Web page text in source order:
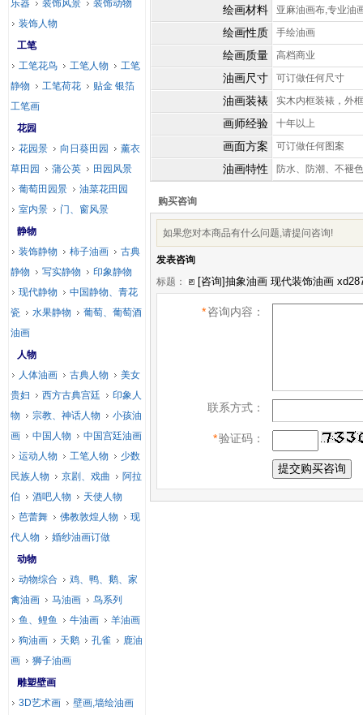
绘画材料 亚麻油画布,专业油
绘画性质 手绘油画
绘画质量 高档商业
油画尺寸 可订做任何尺寸
油画装裱 实木内框装裱，外
画师经验 十年以上
画面方案 可订做任何图案
油画特性 防水、防潮、不褪色
购买咨询
如果您对本商品有什么问题,请提问咨询!
发表咨询
标题：
*咨询内容：
联系方式：
*验证码：
乐器 装饰风景
装饰动物
装饰人物
工笔
工笔花鸟
工笔人物
工笔
静物
工笔荷花
贴金 银箔
工笔画
花园
花园景
向日葵田园
薰衣
草田园
蒲公英
田园风景
葡萄田园景
油菜花田园
室内景
门、窗风景
静物
装饰静物
柿子油画
古典
静物
写实静物
印象静物
现代静物
中国静物、青花
瓷
水果静物
葡萄、葡萄酒
油画
人物
人体油画
古典人物
美女
贵妇
西方古典宫廷
印象人
物
宗教、神话人物
小孩油
画
中国人物
中国宫廷油画
运动人物
工笔人物
少数
民族人物
京剧、戏曲
阿拉
伯
酒吧人物
天使人物
芭蕾舞
佛教敦煌人物
现
代人物
婚纱油画订做
动物
动物综合
鸡、鸭、鹅、家
禽油画
马油画
鸟系列
鱼、鲤鱼
牛油画
羊油画
狗油画
天鹅 孔雀
鹿油
画
狮子油画
雕塑壁画
3D艺术画
壁画,墙绘油画